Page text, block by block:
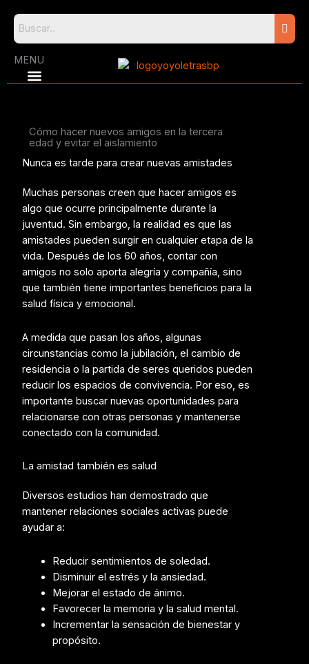
content
MENU
Cómo hacer nuevos amigos en la tercera
edad y evitar el aislamiento
Nunca es tarde para crear nuevas amistades
Muchas personas creen que hacer amigos es
algo que ocurre principalmente durante la
juventud. Sin embargo, la realidad es que las
amistades pueden surgir en cualquier etapa de la
vida. Después de los 60 años, contar con
amigos no solo aporta alegría y compañía, sino
que también tiene importantes beneficios para la
salud física y emocional.
A medida que pasan los años, algunas
circunstancias como la jubilación, el cambio de
residencia o la partida de seres queridos pueden
reducir los espacios de convivencia. Por eso, es
importante buscar nuevas oportunidades para
relacionarse con otras personas y mantenerse
conectado con la comunidad.
La amistad también es salud
Diversos estudios han demostrado que
mantener relaciones sociales activas puede
ayudar a:
Reducir sentimientos de soledad.
Disminuir el estrés y la ansiedad.
Mejorar el estado de ánimo.
Favorecer la memoria y la salud mental.
Incrementar la sensación de bienestar y
propósito.